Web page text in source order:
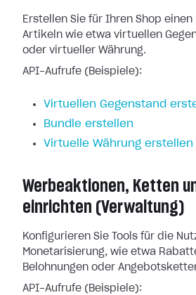
Erstellen Sie für Ihren Shop
Artikeln wie etwa virtuellen
oder virtueller Währung.
API-Aufrufe (Beispiele):
Virtuellen Gegenstand
Bundle erstellen
Virtuelle Währung erstellen
Werbeaktionen, Ketten
einrichten (Verwaltung)
Konfigurieren Sie Tools für die
Monetarisierung, wie etwa
Belohnungen oder
API-Aufrufe (Beispiele):